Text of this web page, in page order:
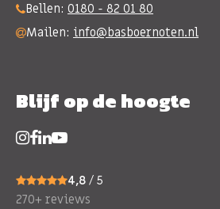
Bellen: 0180 - 82 01 80
Mailen: info@basboernoten.nl
Blijf op de hoogte
4,8 / 5
270+ reviews